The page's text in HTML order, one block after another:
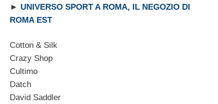
► UNIVERSO SPORT A ROMA, IL NEGOZIO DI
ROMA EST
Cotton & Silk
Crazy Shop
Cultimo
Datch
David Saddler